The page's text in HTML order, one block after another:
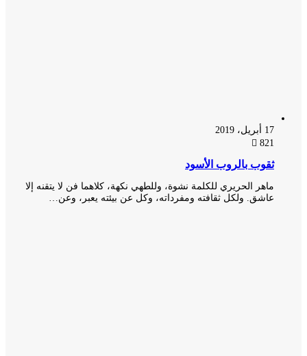
ثقوب بالروب الأسود
ماهر الحريري للكلمة نشوة، وللطهي نكهة، كلاهما فن لا يتقنه إلا
عاشق. ولكل ثقافته ومفرداته، وكل عن بيئته يعبر، وعن…